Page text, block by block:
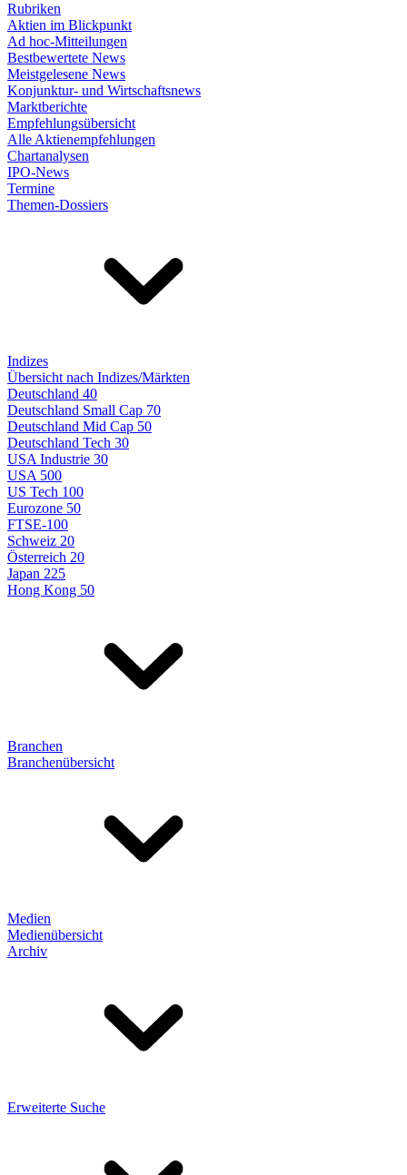
Rubriken
Aktien im Blickpunkt
Ad hoc-Mitteilungen
Bestbewertete News
Meistgelesene News
Konjunktur- und Wirtschaftsnews
Marktberichte
Empfehlungsübersicht
Alle Aktienempfehlungen
Chartanalysen
IPO-News
Termine
Themen-Dossiers
Indizes
Übersicht nach Indizes/Märkten
Deutschland 40
Deutschland Small Cap 70
Deutschland Mid Cap 50
Deutschland Tech 30
USA Industrie 30
USA 500
US Tech 100
Eurozone 50
FTSE-100
Schweiz 20
Österreich 20
Japan 225
Hong Kong 50
Branchen
Branchenübersicht
Medien
Medienübersicht
Archiv
Erweiterte Suche